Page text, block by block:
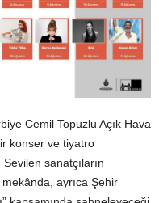
Cemil Topuzlu Açık Hava
konser ve tiyatro
sanatçıların
ayrıca Şehir